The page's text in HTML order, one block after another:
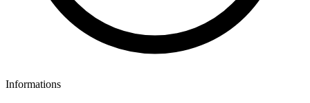
Informations